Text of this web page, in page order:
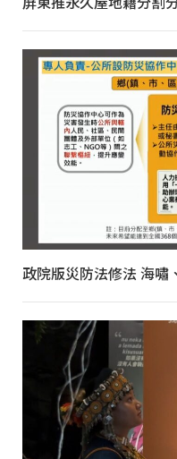
政院版災防法修法 海嘯